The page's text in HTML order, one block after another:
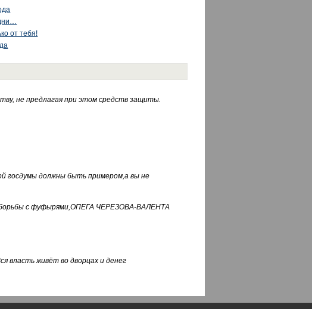
от тебя!
не предлагая при этом средств защиты.
госдумы должны быть примером,а вы не
борьбы с фуфырями,ОПЕГА ЧЕРЕЗОВА-ВАЛЕНТА
власть живёт во дворцах и денег